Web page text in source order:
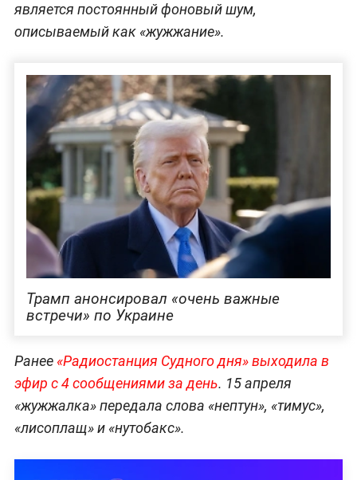
является постоянный фоновый шум,
описываемый как «жужжание».
Трамп анонсировал «очень важные
встречи» по Украине
Ранее«Радиостанция Судного дня» выходила в
эфир с 4 сообщениями за день. 15 апреля
«жужжалка» передала слова «нептун», «тимус»,
«лисоплащ» и «нутобакс».